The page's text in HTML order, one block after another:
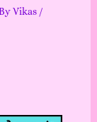
Vikas /